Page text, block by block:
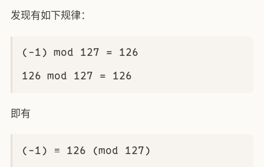
发现有如下规律：
(-1) mod 127 = 126
126 mod 127 = 126
即有
(-1) ≡ 126 (mod 127)